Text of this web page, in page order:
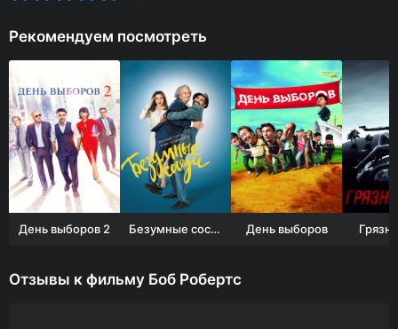
Рекомендуем посмотреть
День выборов 2 Безумные соседи День выборов
Отзывы к фильму Боб Робертс